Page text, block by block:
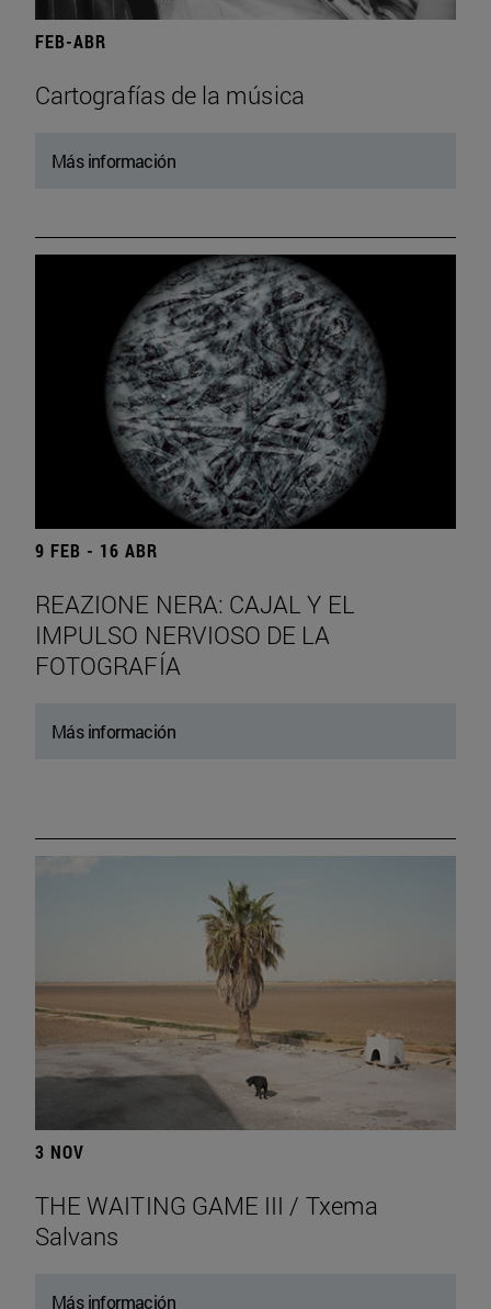
FEB-ABR
Cartografías de la música
Más información
9 FEB - 16 ABR
REAZIONE NERA: CAJAL Y EL
IMPULSO NERVIOSO DE LA
FOTOGRAFÍA
Más información
3 NOV
THE WAITING GAME III / Txema
Salvans
Más información